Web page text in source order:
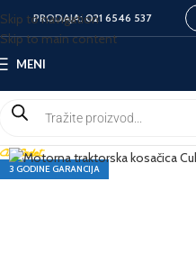
Skip to navigation
Skip to main content
PRODAJA:021 6546 537
MENI
3 GODINE GARANCIJA